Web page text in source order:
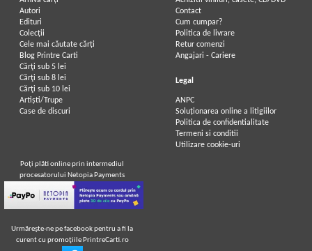
Autori
Edituri
Colecții
Cele mai căutate cărți
Blog Printre Carti
Cărţi sub 5 lei
Cărţi sub 8 lei
Cărţi sub 10 lei
Artiști/Trupe
Case de discuri
Contact
Cum cumpar?
Politica de livrare
Retur comenzi
Angajari - Cariere
Legal
ANPC
Soluționarea online a litigiilor
Politica de confidentialitate
Termeni si conditii
Utilizare cookie-uri
Poţi plăti online prin intermediul
procesatorului Netopia Payments
Urmăreşte-ne pe facebook pentru a fi la
curent cu promoţiile PrintreCarti.ro